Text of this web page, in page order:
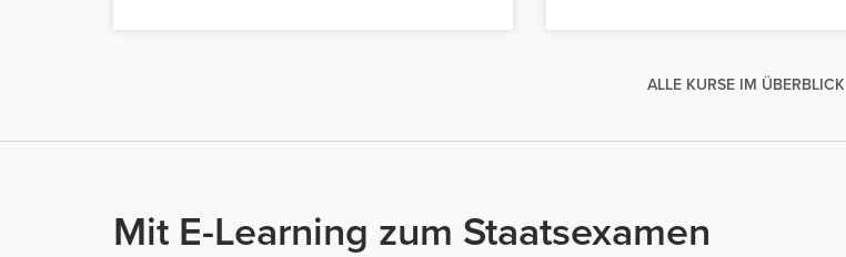
ALLE KURSE IM ÜBERBLICK
Mit E-Learning zum Staatsexamen